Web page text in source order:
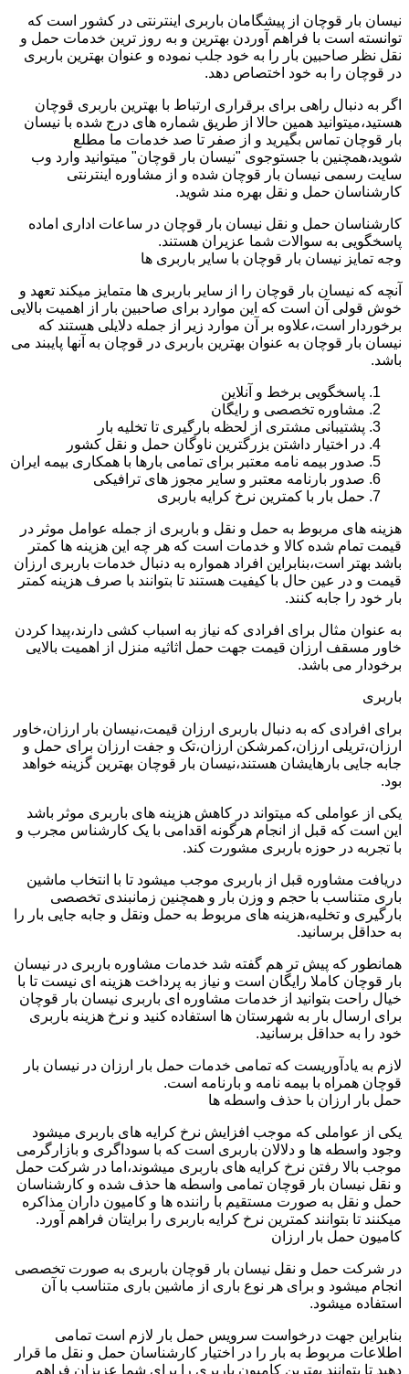
نیسان بار قوچان از پیشگامان باربری اینترنتی در کشور است که
توانسته است با فراهم آوردن بهترین و به روز ترین خدمات حمل و
نقل نظر صاحبین بار را به خود جلب نموده و عنوان بهترین باربری
در قوچان را به خود اختصاص دهد.
اگر به دنبال راهی برای برقراری ارتباط با بهترین باربری قوچان
هستید،میتوانید همین حالا از طریق شماره های درج شده با نیسان
بار قوچان تماس بگیرید و از صفر تا صد خدمات ما مطلع
شوید،همچنین با جستوجوی "نیسان بار قوچان" میتوانید وارد وب
سایت رسمی نیسان بار قوچان شده و از مشاوره اینترنتی
کارشناسان حمل و نقل بهره مند شوید.
کارشناسان حمل و نقل نیسان بار قوچان در ساعات اداری اماده
پاسخگویی به سوالات شما عزیران هستند.
وجه تمایز نیسان بار قوچان با سایر باربری ها
آنچه که نیسان بار قوچان را از سایر باربری ها متمایز میکند تعهد و
خوش قولی آن است که این موارد برای صاحبین بار از اهمیت بالایی
برخوردار است،علاوه بر آن موارد زیر از جمله دلایلی هستند که
نیسان بار قوچان به عنوان بهترین باربری در قوچان به آنها پایبند می
باشد.
پاسخگویی برخط و آنلاین
مشاوره تخصصی و رایگان
پشتیبانی مشتری از لحظه بارگیری تا تخلیه بار
در اختیار داشتن بزرگترین ناوگان حمل و نقل کشور
صدور بیمه نامه معتبر برای تمامی بارها با همکاری بیمه ایران
صدور بارنامه معتبر و سایر مجوز های ترافیکی
حمل بار با کمترین نرخ کرایه باربری
هزینه های مربوط به حمل و نقل و باربری از جمله عوامل موثر در
قیمت تمام شده کالا و خدمات است که هر چه این هزینه ها کمتر
باشد بهتر است،بنابراین افراد همواره به دنبال خدمات باربری ارزان
قیمت و در عین حال با کیفیت هستند تا بتوانند با صرف هزینه کمتر
بار خود را جابه کنند.
به عنوان مثال برای افرادی که نیاز به اسباب کشی دارند،پیدا کردن
خاور مسقف ارزان قیمت جهت حمل اثاثیه منزل از اهمیت بالایی
برخودار می باشد.
باربری
برای افرادی که به دنبال باربری ارزان قیمت،نیسان بار ارزان،خاور
ارزان،تریلی ارزان،کمرشکن ارزان،تک و جفت ارزان برای حمل و
جابه جایی بارهایشان هستند،نیسان بار قوچان بهترین گزینه خواهد
بود.
یکی از عواملی که میتواند در کاهش هزینه های باربری موثر باشد
این است که قبل از انجام هرگونه اقدامی با یک کارشناس مجرب و
با تجربه در حوزه باربری مشورت کند.
دریافت مشاوره قبل از باربری موجب میشود تا با انتخاب ماشین
باری متناسب با حجم و وزن بار و همچنین زمانبندی تخصصی
بارگیری و تخلیه،هزینه های مربوط به حمل ونقل و جابه جایی بار را
به حداقل برسانید.
همانطور که پیش تر هم گفته شد خدمات مشاوره باربری در نیسان
بار قوچان کاملا رایگان است و نیاز به پرداخت هزینه ای نیست تا با
خیال راحت بتوانید از خدمات مشاوره ای باربری نیسان بار قوچان
برای ارسال بار به شهرستان ها استفاده کنید و نرخ هزینه باربری
خود را به حداقل برسانید.
لازم به یادآوریست که تمامی خدمات حمل بار ارزان در نیسان بار
قوچان همراه با بیمه نامه و بارنامه است.
حمل بار ارزان با حذف واسطه ها
یکی از عواملی که موجب افزایش نرخ کرایه های باربری میشود
وجود واسطه ها و دلالان باربری است که با سوداگری و بازارگرمی
موجب بالا رفتن نرخ کرایه های باربری میشوند،اما در شرکت حمل
و نقل نیسان بار قوچان تمامی واسطه ها حذف شده و کارشناسان
حمل و نقل به صورت مستقیم با راننده ها و کامیون داران مذاکره
میکنند تا بتوانند کمترین نرخ کرایه باربری را برایتان فراهم آورد.
کامیون حمل بار ارزان
در شرکت حمل و نقل نیسان بار قوچان باربری به صورت تخصصی
انجام میشود و برای هر نوع باری از ماشین باری متناسب با آن
استفاده میشود.
بنابراین جهت درخواست سرویس حمل بار لازم است تمامی
اطلاعات مربوط به بار را در اختیار کارشناسان حمل و نقل ما قرار
دهید تا بتوانند بهترین کامیون باربری را برای شما عزیزان فراهم